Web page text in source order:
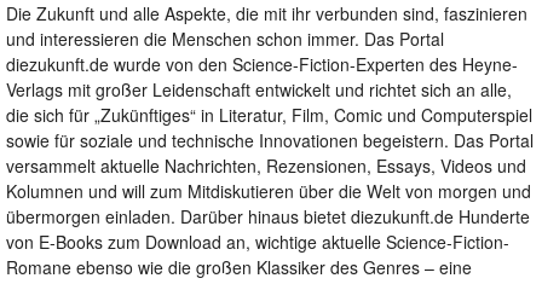
Die Zukunft und alle Aspekte, die mit ihr verbunden sind, faszinieren
und interessieren die Menschen schon immer. Das Portal
diezukunft.de wurde von den Science-Fiction-Experten des Heyne-
Verlags mit großer Leidenschaft entwickelt und richtet sich an alle,
die sich für „Zukünftiges“ in Literatur, Film, Comic und Computerspiel
sowie für soziale und technische Innovationen begeistern. Das Portal
versammelt aktuelle Nachrichten, Rezensionen, Essays, Videos und
Kolumnen und will zum Mitdiskutieren über die Welt von morgen und
übermorgen einladen. Darüber hinaus bietet diezukunft.de Hunderte
von E-Books zum Download an, wichtige aktuelle Science-Fiction-
Romane ebenso wie die großen Klassiker des Genres – eine